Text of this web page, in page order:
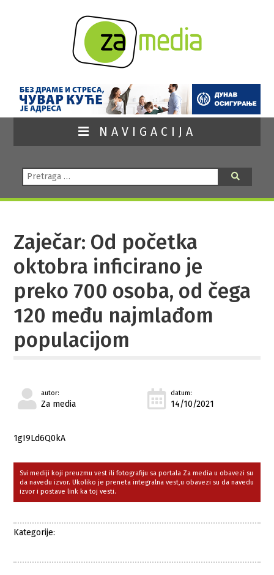
NAVIGACIJA
Pretraga:
Zaječar: Od početka
oktobra inficirano je
preko 700 osoba, od čega
120 među najmlađom
populacijom
autor:
Za media
datum:
14/10/2021
1gI9Ld6Q0kA
Svi mediji koji preuzmu vest ili fotografiju sa portala Za media u obavezi su
da navedu izvor. Ukoliko je preneta integralna vest,u obavezi su da navedu
izvor i postave link ka toj vesti.
Kategorije: